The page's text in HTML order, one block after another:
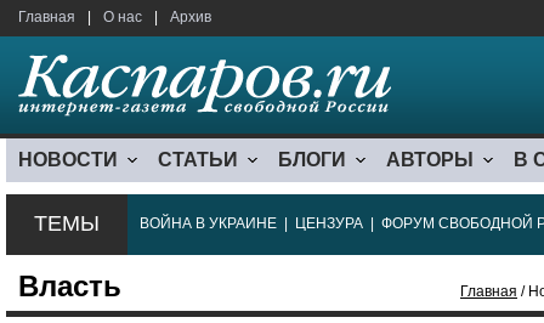
Главная О нас Архив
НОВОСТИ СТАТЬИ БЛОГИ АВТОРЫ В
ТЕМЫ ВОЙНА В УКРАИНЕ ЦЕНЗУРА ФОРУМ СВОБОДНОЙ
Власть Главная /